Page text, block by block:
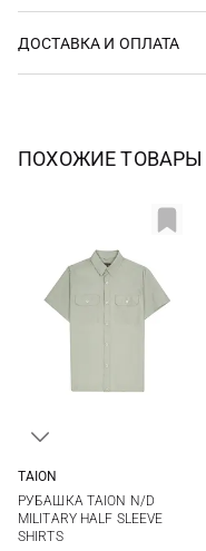
ДОСТАВКА И ОПЛАТА
ПОХОЖИЕ ТОВАРЫ
XL
TAION
РУБАШКА TAION N/D
MILITARY HALF SLEEVE
SHIRTS